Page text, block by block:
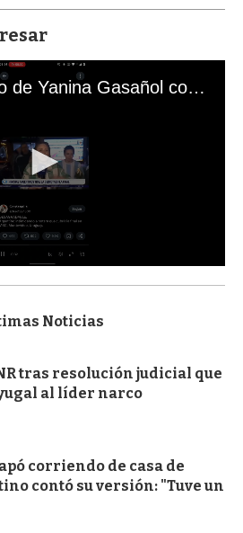
El mal momento de Yanina Gasañol con un hincha argentino en "Subrayado"
Noticias
tras resolución judicial que
al líder narco
corriendo de casa de
contó su versión: "Tuve un